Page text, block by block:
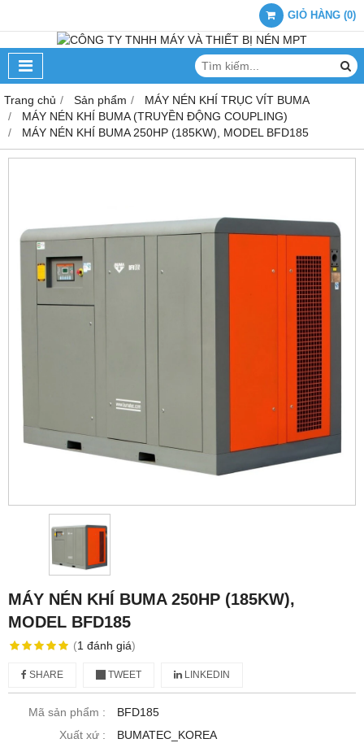
GIỎ HÀNG (0)
Trang chủ Sản phẩm
MÁY NÉN KHÍ TRỤC VÍT BUMA
MÁY NÉN KHÍ BUMA (TRUYỀN ĐỘNG COUPLING)
MÁY NÉN KHÍ BUMA 250HP (185KW), MODEL BFD185
MÁY NÉN KHÍ BUMA 250HP (185KW),
MODEL BFD185
(1 đánh giá)
SHARE TWEET LINKEDIN
Mã sản phẩm :
BFD185
Xuất xứ :
BUMATEC_KOREA